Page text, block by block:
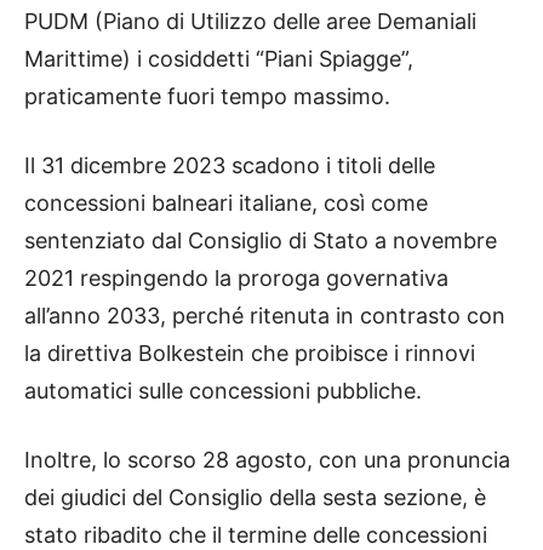
PUDM (Piano di Utilizzo delle aree Demaniali
Marittime) i cosiddetti “Piani Spiagge”,
praticamente fuori tempo massimo.
Il 31 dicembre 2023 scadono i titoli delle
concessioni balneari italiane, così come
sentenziato dal Consiglio di Stato a novembre
2021 respingendo la proroga governativa
all’anno 2033, perché ritenuta in contrasto con
la direttiva Bolkestein che proibisce i rinnovi
automatici sulle concessioni pubbliche.
Inoltre, lo scorso 28 agosto, con una pronuncia
dei giudici del Consiglio della sesta sezione, è
stato ribadito che il termine delle concessioni